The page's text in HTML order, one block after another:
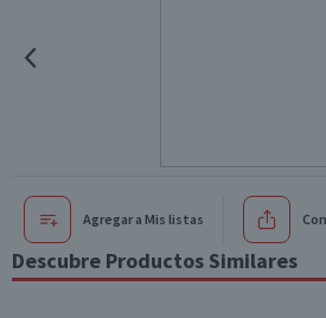
Agregar a Mis listas
Descubre Productos Similares